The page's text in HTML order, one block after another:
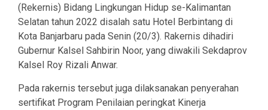
(Rekernis) Bidang Lingkungan Hidup se-Kalimantan
Selatan tahun 2022 disalah satu Hotel Berbintang di
Kota Banjarbaru pada Senin (20/3). Rakernis dihadiri
Gubernur Kalsel Sahbirin Noor, yang diwakili Sekdaprov
Kalsel Roy Rizali Anwar.
Pada rakernis tersebut juga dilaksanakan penyerahan
sertifikat Program Penilaian peringkat Kinerja